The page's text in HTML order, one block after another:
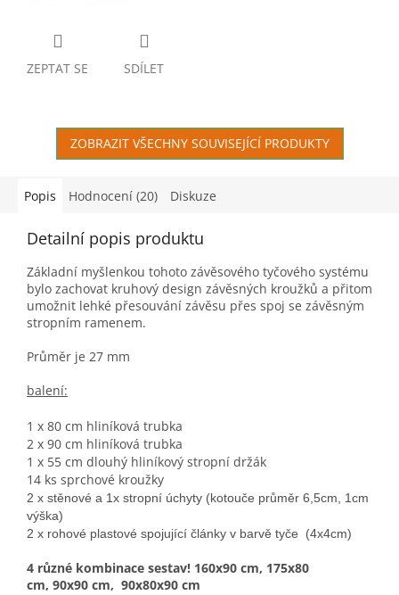
ZEPTAT SE SDÍLET
ZOBRAZIT VŠECHNY SOUVISEJÍCÍ PRODUKTY
Popis Hodnocení (20) Diskuze
Detailní popis produktu
Základní myšlenkou tohoto závěsového tyčového systému
bylo zachovat kruhový design závěsných kroužků a přitom
umožnit lehké přesouvání závěsu přes spoj se závěsným
stropním ramenem.
Průměr je 27 mm
balení:
1 x 80 cm hliníková trubka
2 x 90 cm hliníková trubka
1 x 55 cm dlouhý hliníkový stropní držák
14 ks sprchové kroužky
2 x stěnové a 1x stropní úchyty (kotouče průměr 6,5cm, 1cm
výška)
2 x rohové plastové spojující články v barvě tyče (4x4cm)
4 různé kombinace sestav! 160x90 cm, 175x80
cm, 90x90 cm, 90x80x90 cm